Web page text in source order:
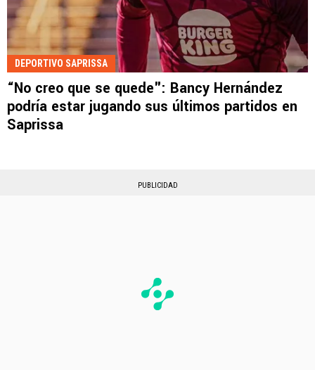
DEPORTIVO SAPRISSA
“No creo que se quede": Bancy Hernández
podría estar jugando sus últimos partidos en
Saprissa
PUBLICIDAD